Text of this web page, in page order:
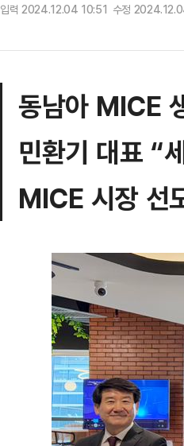
입력 2024.12.04 10:51 수정
동남아 MICE
민환기 대표 “
MICE 시장 선